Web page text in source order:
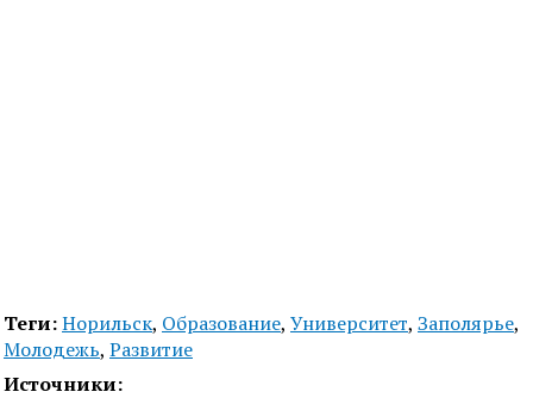
Теги:Норильск, Образование, Университет, Заполярье,
Молодежь, Развитие
Источники: